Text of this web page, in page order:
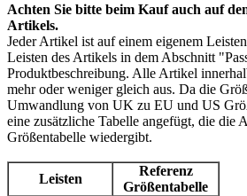
Achten Sie bitte beim Kauf auch auf
Artikels.
Jeder Artikel ist auf einem eigenem
Leisten des Artikels in dem Abschnitt
Produktbeschreibung. Alle Artikel
mehr oder weniger gleich aus. Da die
Umwandlung von UK zu EU und US
eine zusätzliche Tabelle angefügt, die die
Größentabelle wiedergibt.
Leisten
Referenz
Größentabelle